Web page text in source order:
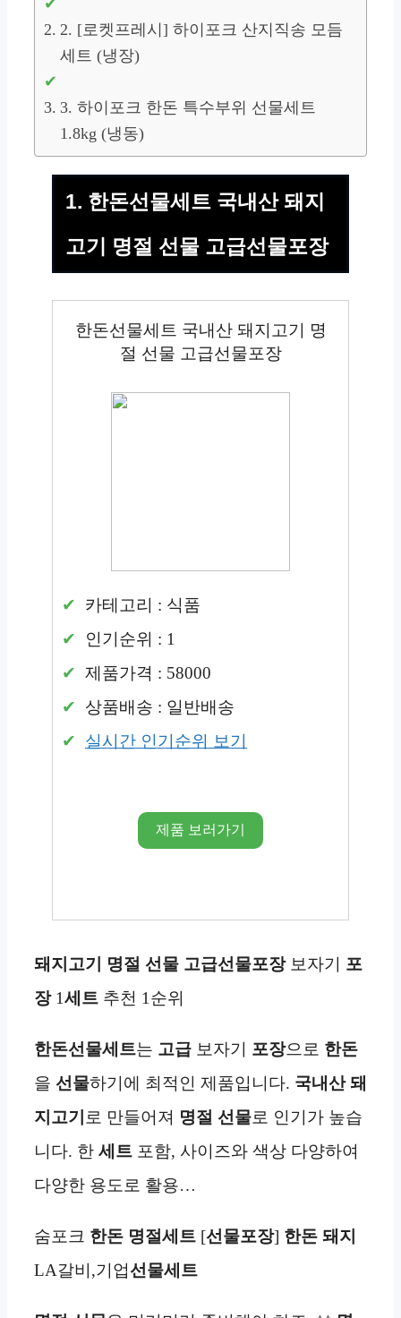
2. [로켓프레시] 하이포크 산지직송 모듬
세트 (냉장)
3. 하이포크 한돈 특수부위 선물세트
1.8kg (냉동)
1. 한돈선물세트 국내산 돼지
고기 명절 선물 고급선물포장
한돈선물세트 국내산 돼지고기 명
절 선물 고급선물포장
카테고리 : 식품
인기순위 : 1
제품가격 : 58000
상품배송 : 일반배송
실시간 인기순위 보기
제품 보러가기
돼지고기 명절 선물 고급선물포장보자기 포
장1세트 추천 1순위
한돈선물세트는 고급 보자기 포장으로 한돈
을 선물하기에 최적인 제품입니다. 국내산 돼
지고기 로 만들어져 명절 선물로 인기가 높습
니다. 한 세트 포함, 사이즈와 색상 다양하여
다양한 용도로 활용…
숨포크 한돈 명절세트 [선물포장] 한돈 돼지
LA갈비,기업선물세트